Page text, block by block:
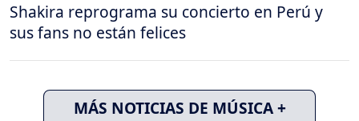
Shakira reprograma su concierto en Perú y
sus fans no están felices
MÁS NOTICIAS DE MÚSICA +